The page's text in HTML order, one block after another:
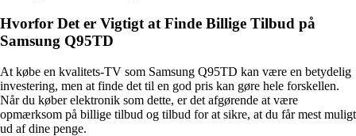
Hvorfor Det er Vigtigt at Finde Billige Tilbud på
Samsung Q95TD
At købe en kvalitets-TV som Samsung Q95TD kan være en betydelig
investering, men at finde det til en god pris kan gøre hele forskellen.
Når du køber elektronik som dette, er det afgørende at være
opmærksom på billige tilbud og tilbud for at sikre, at du får mest muligt
ud af dine penge.